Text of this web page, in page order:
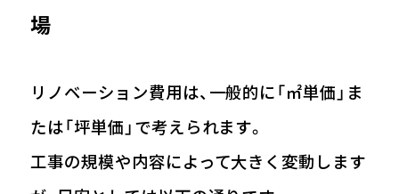
場
リノベーション費用は、一般的に「㎡単価」ま
たは「坪単価」で考えられます。
工事の規模や内容によって大きく変動します